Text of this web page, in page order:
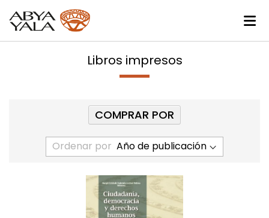
Libros impresos
Ordenar por
COMPRAR POR